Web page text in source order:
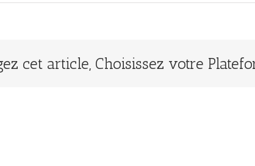
cet article, Choisissez votre